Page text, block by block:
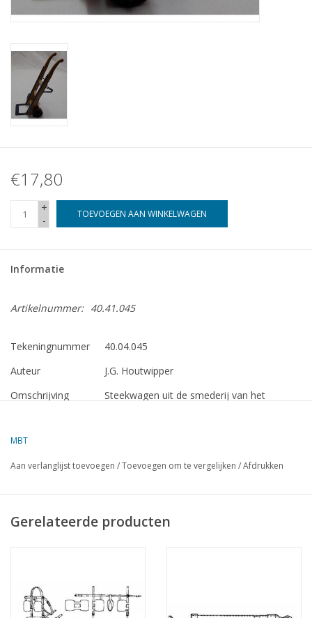
€17,80
+
-
TOEVOEGEN AAN WINKELWAGEN
Informatie
Artikelnummer: 40.41.045
Tekeningnummer
40.04.045
Auteur
J.G. Houtwipper
Omschrijving
Steekwagen uit de smederij van het
Kwaliteit
Aantal bladen A00
0
Aantal bladen A2
0
MBT
Aan verlanglijst toevoegen /Toevoegen om te vergelijken /Afdrukken
Gerelateerde producten